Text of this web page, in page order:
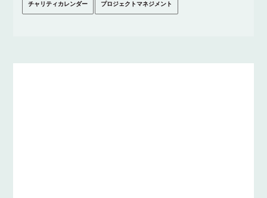
チャリティカレンダー プロジェクトマネジメント